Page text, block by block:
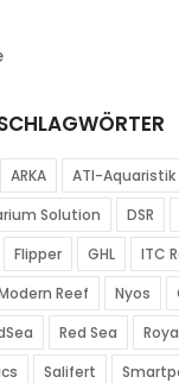
ARKA ATI-Aquaristik
Solution
DSR
Flipper GHL
ITC
Reef Nyos
Red Sea
Salifert